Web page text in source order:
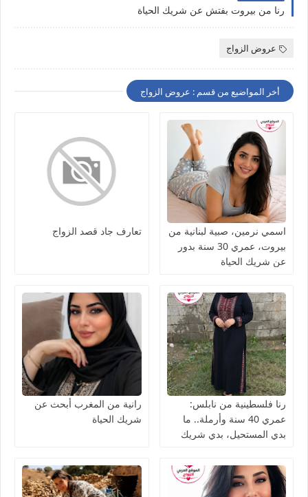
رنا من بيروت بفتش عن شريك الحياة
عروض الزواج
أخر المواضيع من قسم : عروض الزواج
اسمي نرمين، صبية لبنانية من
بيروت، عمري 30 سنة بدور
عن شريك الحياة
تعارف جاد قصد الزواج
رنا فلسطينية من نابلس:
عمري 40 سنة وأرملة.. ما
بدي المستحيل، بدي شريك
رانية من المغرب أبحث عن
شريك الحياة